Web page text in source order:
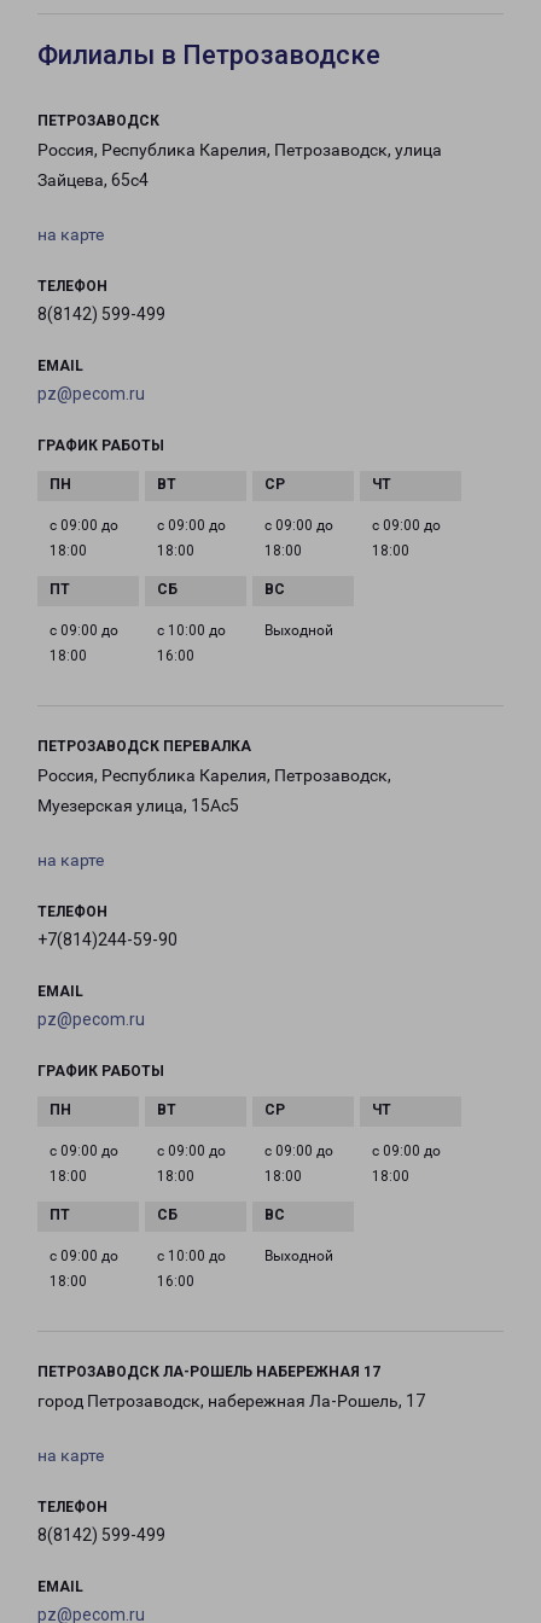
Филиалы в Петрозаводске
ПЕТРОЗАВОДСК
Россия, Республика Карелия, Петрозаводск, улица
Зайцева, 65с4
на карте
ТЕЛЕФОН
8(8142) 599-499
EMAIL
pz@pecom.ru
ГРАФИК РАБОТЫ
с 09:00 до
18:00
с 09:00 до
18:00
с 09:00 до
18:00
с 09:00 до
18:00
с 09:00 до
18:00
с 10:00 до
16:00
Выходной
ПЕТРОЗАВОДСК ПЕРЕВАЛКА
Россия, Республика Карелия, Петрозаводск,
Муезерская улица, 15Ас5
на карте
ТЕЛЕФОН
+7(814)244-59-90
EMAIL
pz@pecom.ru
ГРАФИК РАБОТЫ
с 09:00 до
18:00
с 09:00 до
18:00
с 09:00 до
18:00
с 09:00 до
18:00
с 09:00 до
18:00
с 10:00 до
16:00
Выходной
ПЕТРОЗАВОДСК ЛА-РОШЕЛЬ НАБЕРЕЖНАЯ 17
город Петрозаводск, набережная Ла-Рошель, 17
на карте
ТЕЛЕФОН
8(8142) 599-499
EMAIL
pz@pecom.ru